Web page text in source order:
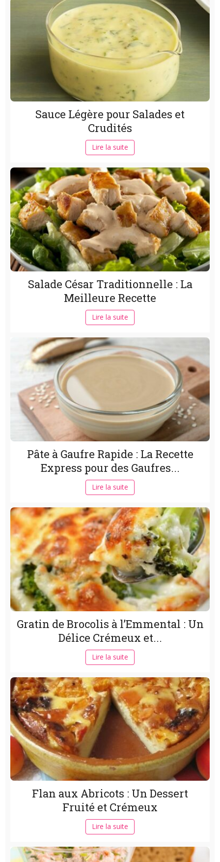
Sauce Légère pour Salades et
Crudités
Lire la suite
Salade César Traditionnelle : La
Meilleure Recette
Lire la suite
Pâte à Gaufre Rapide : La Recette
Express pour des Gaufres...
Lire la suite
Gratin de Brocolis à l’Emmental : Un
Délice Crémeux et...
Lire la suite
Flan aux Abricots : Un Dessert
Fruité et Crémeux
Lire la suite